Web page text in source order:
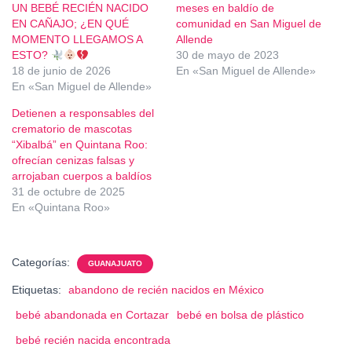
UN BEBÉ RECIÉN NACIDO
EN CAÑAJO; ¿EN QUÉ
MOMENTO LLEGAMOS A
ESTO?
18 de junio de 2026
En «San Miguel de Allende»
meses en baldío de
comunidad en San Miguel de
Allende
30 de mayo de 2023
En «San Miguel de Allende»
Detienen a responsables del
crematorio de mascotas
“Xibalbá” en Quintana Roo:
ofrecían cenizas falsas y
arrojaban cuerpos a baldíos
31 de octubre de 2025
En «Quintana Roo»
Categorías: GUANAJUATO
Etiquetas:
abandono de recién nacidos en México
bebé abandonada en Cortazar
bebé en bolsa de plástico
bebé recién nacida encontrada